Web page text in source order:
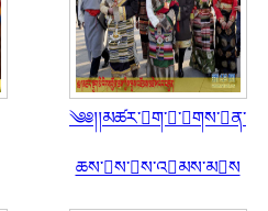
༄༅།།མཚར་ག་་གས་ན་
ཆས་ས་ས་འམས་མས